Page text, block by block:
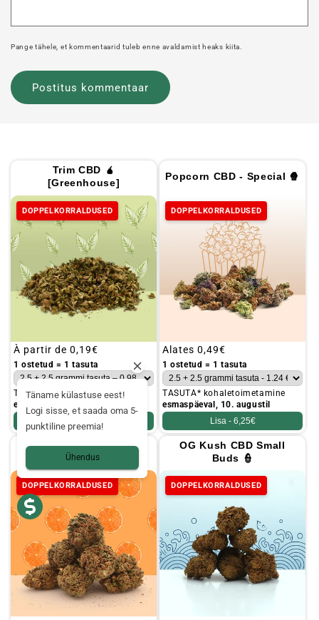
Pange tähele, et kommentaarid tuleb enne avaldamist heaks kiita.
Trim CBD 🧉
[Greenhouse]
DOPPELKORRALDUSED
Tavaline
hind
À partir de 0,19€
1 ostetud = 1 tasuta
TASUTA* kohaletoimetamine
esmaspäeval, 10. augustil
4,95€
Popcorn CBD - Special 🍿
DOPPELKORRALDUSED
Tavaline
hind
Alates 0,49€
1 ostetud = 1 tasuta
TASUTA* kohaletoimetamine
esmaspäeval, 10. augustil
Lisa - 6,25€
Orange Bud CBD Small
Buds 🍊
DOPPELKORRALDUSED
OG Kush CBD Small
Buds 👮
DOPPELKORRALDUSED
Täname külastuse eest!
Logi sisse, et saada oma 5-
punktiline preemia!
Ühendus